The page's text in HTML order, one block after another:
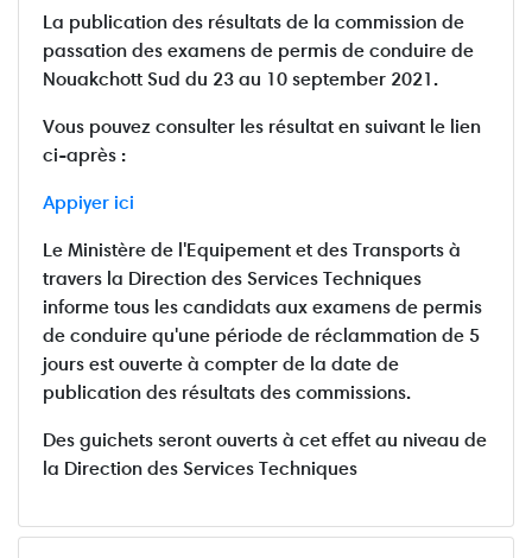
La publication des résultats de la commission de
passation des examens de permis de conduire de
Nouakchott Sud du 23 au 10 september 2021.
Vous pouvez consulter les résultat en suivant le lien
ci-après :
Appiyer ici
Le Ministère de l'Equipement et des Transports à
travers la Direction des Services Techniques
informe tous les candidats aux examens de permis
de conduire qu'une période de réclammation de 5
jours est ouverte à compter de la date de
publication des résultats des commissions.
Des guichets seront ouverts à cet effet au niveau de
la Direction des Services Techniques